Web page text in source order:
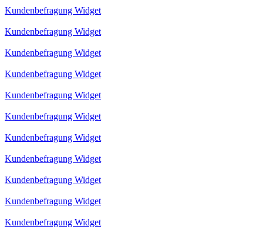
Kundenbefragung Widget
Kundenbefragung Widget
Kundenbefragung Widget
Kundenbefragung Widget
Kundenbefragung Widget
Kundenbefragung Widget
Kundenbefragung Widget
Kundenbefragung Widget
Kundenbefragung Widget
Kundenbefragung Widget
Kundenbefragung Widget